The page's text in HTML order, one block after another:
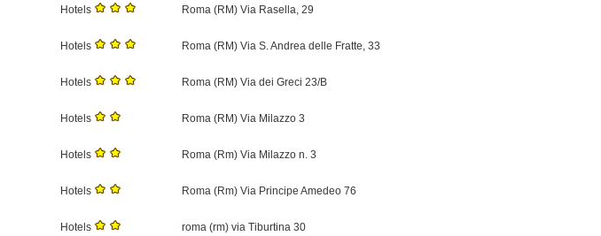
Hotels Roma (RM) Via Rasella, 29
Hotels Roma (RM) Via S. Andrea delle Fratte, 33
Hotels Roma (RM) Via dei Greci 23/B
Hotels Roma (RM) Via Milazzo 3
Hotels Roma (Rm) Via Milazzo n. 3
Hotels Roma (Rm) Via Principe Amedeo 76
Hotels roma (rm) via Tiburtina 30